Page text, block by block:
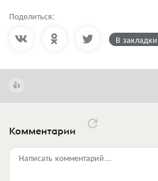
Поделиться:
В закладки
Комментарии
Написать комментарий...